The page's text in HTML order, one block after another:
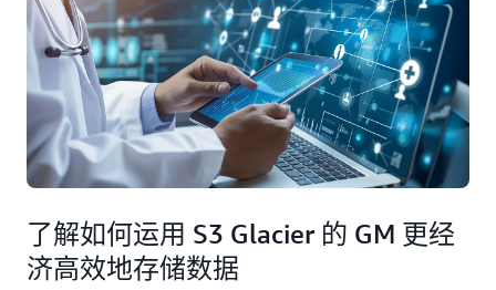
了解如何运用 S3 Glacier 的 GM 更经
济高效地存储数据